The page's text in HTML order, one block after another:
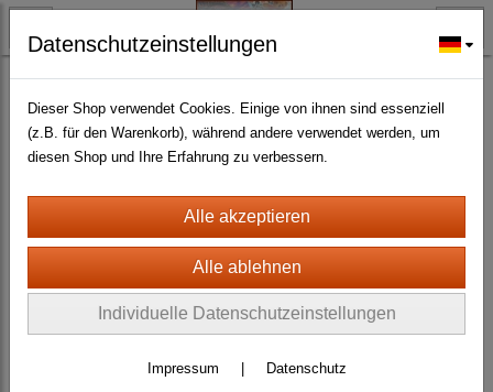
BLECH- + HOLZSCHILDER-MAGNETE
HOLZSCHILDER ALLER ART UND GRÖSSE(145)
Datenschutzeinstellungen
Dieser Shop verwendet Cookies. Einige von ihnen sind essenziell
(z.B. für den Warenkorb), während andere verwendet werden, um
diesen Shop und Ihre Erfahrung zu verbessern.
Individuelle Datenschutzeinstellungen
Impressum Datenschutz